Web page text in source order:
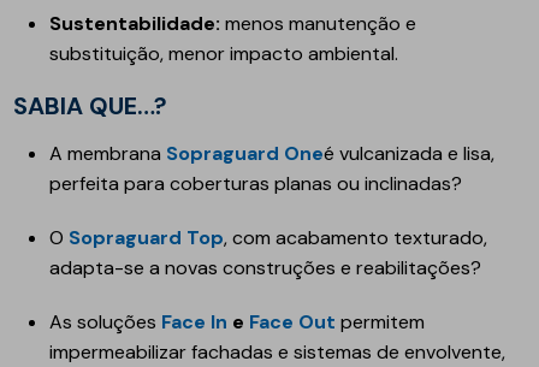
Sustentabilidade: menos manutenção e
substituição, menor impacto ambiental.
SABIA QUE…?
A membrana Sopraguard Oneé vulcanizada e lisa,
perfeita para coberturas planas ou inclinadas?
O Sopraguard Top, com acabamento texturado,
adapta-se a novas construções e reabilitações?
As soluções Face In e Face Out permitem
impermeabilizar fachadas e sistemas de envolvente,